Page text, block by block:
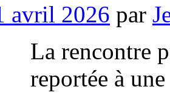
avril 2026 par
La rencontre
reportée à